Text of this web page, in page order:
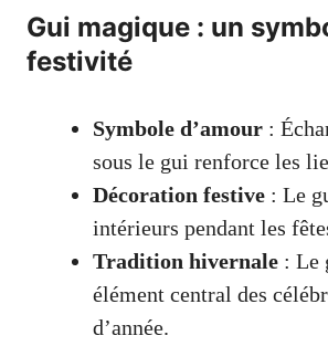
Gui magique : un
festivité
Symbole d’amour :
sous le gui renforce les
Décoration festive : Le
intérieurs pendant les
Tradition hivernale : Le
élément central des
d’année.